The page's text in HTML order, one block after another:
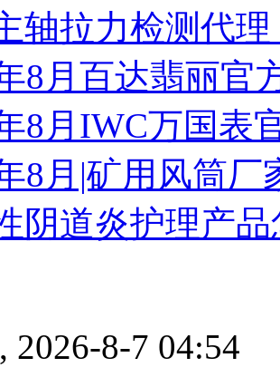
轴拉力检测代
8月百达翡丽官
8月IWC万国表
8月|矿用风筒厂
阴道炎护理产
2026-8-7 04:54